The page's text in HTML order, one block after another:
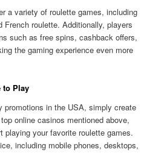
a variety of roulette games, including
French roulette. Additionally, players
such as free spins, cashback offers,
the gaming experience even more
to Play
promotions in the USA, simply create
online casinos mentioned above,
playing your favorite roulette games.
including mobile phones, desktops,